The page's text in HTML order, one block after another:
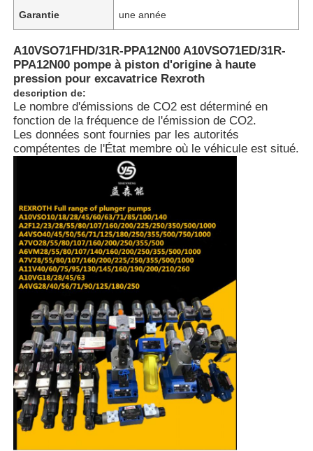
À la maison
Produits
Vidéos
Visite de l'usine
Contrôle de qualité
Nous contacter
Nouvelles
Les affaires
Garantie une année
A10VSO71FHD/31R-PPA12N00 A10VSO71ED/31R-
PPA12N00 pompe à piston d'origine à haute
pression pour excavatrice Rexroth
description de:
Le nombre d'émissions de CO2 est déterminé en
fonction de la fréquence de l'émission de CO2.
Les données sont fournies par les autorités
compétentes de l'État membre où le véhicule est situé.